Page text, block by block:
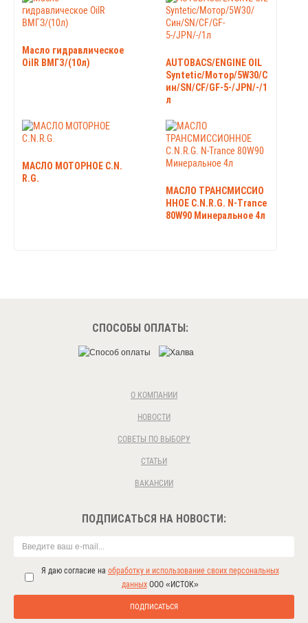
Масло гидравлическое
OilR ВМГЗ/(10л)
AUTOBACS/ENGINE OIL
Syntetic/Мотор/5W30/С
ин/SN/CF/GF-5-/JPN/-/1
л
МАСЛО МОТОРНОЕ C.N.
R.G.
МАСЛО ТРАНСМИССИО
ННОЕ C.N.R.G. N-Trance
80W90 Минеральное 4л
СПОСОБЫ ОПЛАТЫ:
О КОМПАНИИ
НОВОСТИ
СОВЕТЫ ПО ВЫБОРУ
СТАТЬИ
ВАКАНСИИ
ПОДПИСАТЬСЯ НА НОВОСТИ:
Я даю согласие на обработку и использование своих персональных
данныхООО «ИСТОК»
ПОДПИСАТЬСЯ